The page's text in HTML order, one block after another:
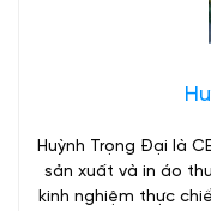
Huỳnh Trọng Đại là
sản xuất và in áo
kinh nghiệm thực